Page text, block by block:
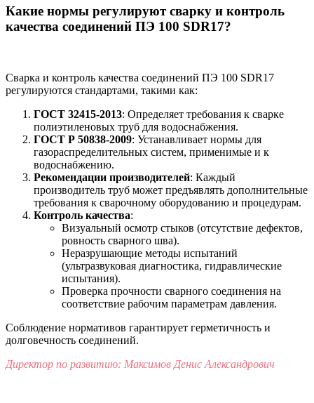
Какие нормы регулируют сварку и контроль
качества соединений ПЭ 100 SDR17?
Сварка и контроль качества соединений ПЭ 100 SDR17
регулируются стандартами, такими как:
ГОСТ 32415-2013: Определяет требования к сварке
полиэтиленовых труб для водоснабжения.
ГОСТ Р 50838-2009: Устанавливает нормы для
газораспределительных систем, применимые и к
водоснабжению.
Рекомендации производителей: Каждый
производитель труб может предъявлять дополнительные
требования к сварочному оборудованию и процедурам.
Контроль качества:
Визуальный осмотр стыков (отсутствие дефектов,
ровность сварного шва).
Неразрушающие методы испытаний
(ультразвуковая диагностика, гидравлические
испытания).
Проверка прочности сварного соединения на
соответствие рабочим параметрам давления.
Соблюдение нормативов гарантирует герметичность и
долговечность соединений.
Директор по развитию: Максимов Денис Александрович